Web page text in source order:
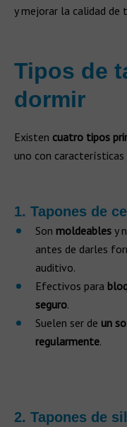
y mejorar la calidad de
Tipos de
dormir
Existen cuatro tipos
uno con características
1. Tapones de
Son moldeables y
antes de darles
auditivo.
Efectivos para
seguro.
Suelen ser de un
regularmente.
2. Tapones de